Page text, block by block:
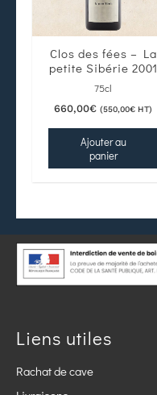
Clos des fées – La
petite Sibérie 2001
75cl
660,00€ (550,00€ HT)
Ajouter au
panier
Liens utiles
Rachat de cave